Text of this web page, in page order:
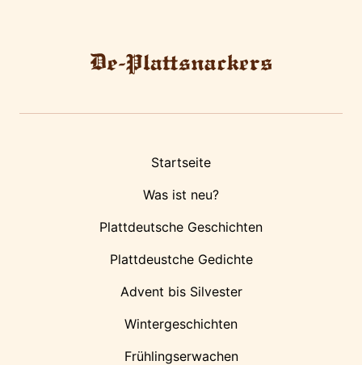
Startseite
Was ist neu?
Plattdeutsche Geschichten
Plattdeustche Gedichte
Advent bis Silvester
Wintergeschichten
Frühlingserwachen